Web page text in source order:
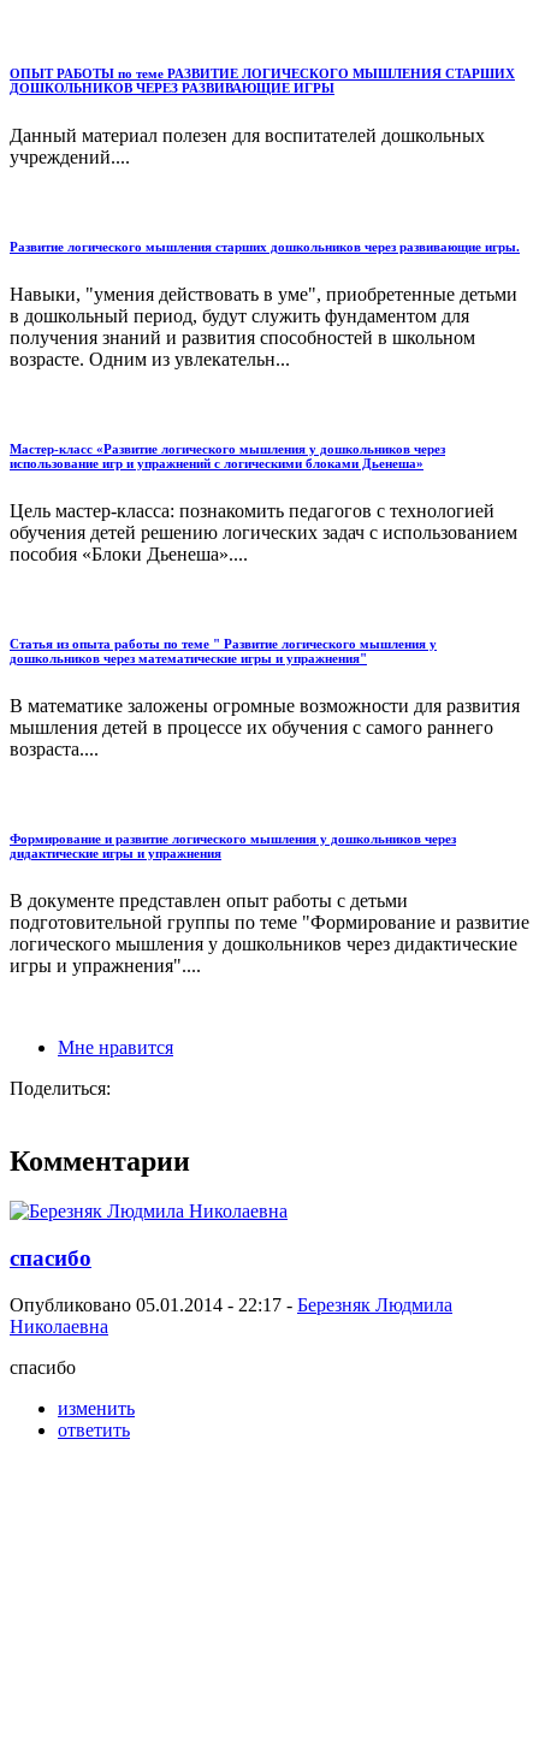
ОПЫТ РАБОТЫ по теме РАЗВИТИЕ ЛОГИЧЕСКОГО МЫШЛЕНИЯ СТАРШИХ
ДОШКОЛЬНИКОВ ЧЕРЕЗ РАЗВИВАЮЩИЕ ИГРЫ
Данный материал полезен для воспитателей дошкольных
учреждений....
Развитие логического мышления старших дошкольников через развивающие игры.
Навыки, "умения действовать в уме", приобретенные детьми
в дошкольный период, будут служить фундаментом для
получения знаний и развития способностей в школьном
возрасте. Одним из увлекательн...
Мастер-класс «Развитие логического мышления у дошкольников через
использование игр и упражнений с логическими блоками Дьенеша»
Цель мастер-класса: познакомить педагогов с технологией
обучения детей решению логических задач с использованием
пособия «Блоки Дьенеша»....
Статья из опыта работы по теме " Развитие логического мышления у
дошкольников через математические игры и упражнения"
В математике заложены огромные возможности для развития
мышления детей в процессе их обучения с самого раннего
возраста....
Формирование и развитие логического мышления у дошкольников через
дидактические игры и упражнения
В документе представлен опыт работы с детьми
подготовительной группы по теме "Формирование и развитие
логического мышления у дошкольников через дидактические
игры и упражнения"....
Мне нравится
Поделиться:
Комментарии
спасибо
Опубликовано 05.01.2014 - 22:17 - Березняк Людмила
Николаевна
спасибо
изменить
ответить